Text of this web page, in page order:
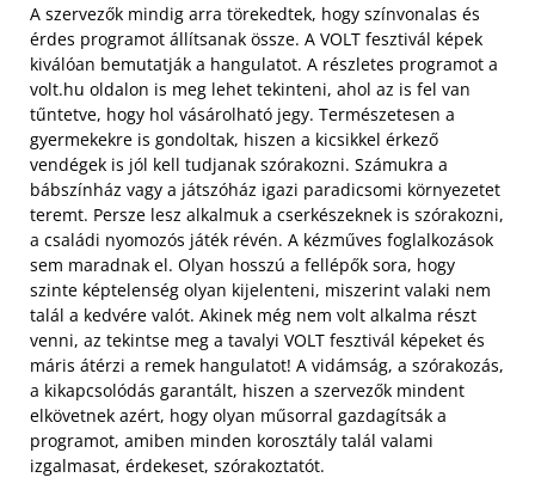
A szervezők mindig arra törekedtek, hogy színvonalas és
érdes programot állítsanak össze. A VOLT fesztivál képek
kiválóan bemutatják a hangulatot. A részletes programot a
volt.hu oldalon is meg lehet tekinteni, ahol az is fel van
tűntetve, hogy hol vásárolható jegy. Természetesen a
gyermekekre is gondoltak, hiszen a kicsikkel érkező
vendégek is jól kell tudjanak szórakozni. Számukra a
bábszínház vagy a játszóház igazi paradicsomi környezetet
teremt. Persze lesz alkalmuk a cserkészeknek is szórakozni,
a családi nyomozós játék révén. A kézműves foglalkozások
sem maradnak el. Olyan hosszú a fellépők sora, hogy
szinte képtelenség olyan kijelenteni, miszerint valaki nem
talál a kedvére valót. Akinek még nem volt alkalma részt
venni, az tekintse meg a tavalyi VOLT fesztivál képeket és
máris átérzi a remek hangulatot! A vidámság, a szórakozás,
a kikapcsolódás garantált, hiszen a szervezők mindent
elkövetnek azért, hogy olyan műsorral gazdagítsák a
programot, amiben minden korosztály talál valami
izgalmasat, érdekeset, szórakoztatót.